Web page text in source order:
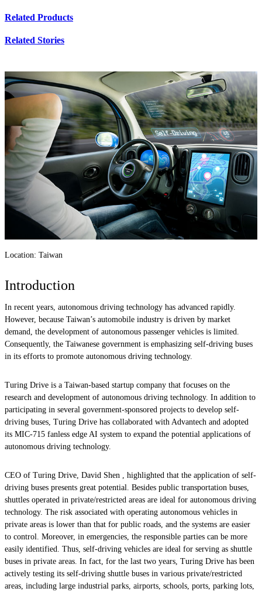
Related Products
Related Stories
Location: Taiwan
Introduction
In recent years, autonomous driving technology has advanced rapidly.
However, because Taiwan’s automobile industry is driven by market
demand, the development of autonomous passenger vehicles is limited.
Consequently, the Taiwanese government is emphasizing self-driving buses
in its efforts to promote autonomous driving technology.
Turing Drive is a Taiwan-based startup company that focuses on the
research and development of autonomous driving technology. In addition to
participating in several government-sponsored projects to develop self-
driving buses, Turing Drive has collaborated with Advantech and adopted
its MIC-715 fanless edge AI system to expand the potential applications of
autonomous driving technology.
CEO of Turing Drive, David Shen , highlighted that the application of self-
driving buses presents great potential. Besides public transportation buses,
shuttles operated in private/restricted areas are ideal for autonomous driving
technology. The risk associated with operating autonomous vehicles in
private areas is lower than that for public roads, and the systems are easier
to control. Moreover, in emergencies, the responsible parties can be more
easily identified. Thus, self-driving vehicles are ideal for serving as shuttle
buses in private areas. In fact, for the last two years, Turing Drive has been
actively testing its self-driving shuttle buses in various private/restricted
areas, including large industrial parks, airports, schools, ports, parking lots,